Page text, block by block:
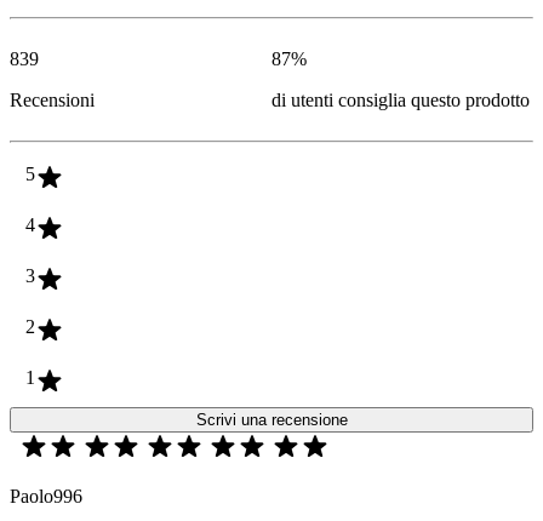
839
Recensioni
87%
di utenti consiglia questo prodotto
5
4
3
2
1
Scrivi una recensione
Paolo996